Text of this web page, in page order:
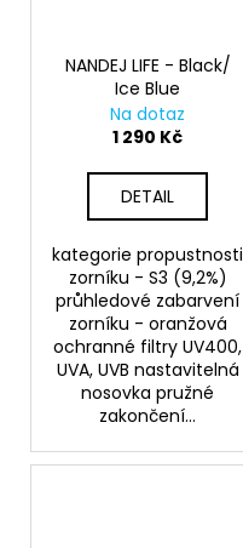
NANDEJ LIFE - Black/
Ice Blue
Na dotaz
1 290 Kč
DETAIL
kategorie propustnosti
zorníku - S3 (9,2%)
průhledové zabarvení
zorníku - oranžová
ochranné filtry UV400,
UVA, UVB nastavitelná
nosovka pružné
zakončení...